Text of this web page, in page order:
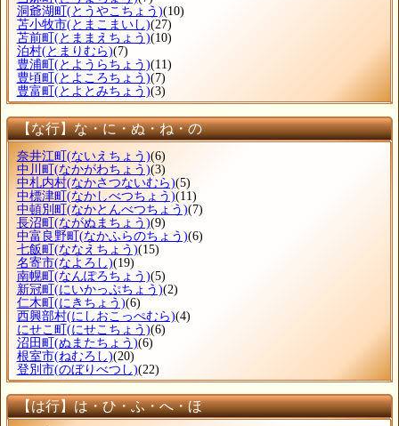
洞爺湖町 (とうやこちょう)(10)
苫小牧市(とまこまいし)(27)
苫前町 (とままえちょう)(10)
泊村(とまりむら)(7)
豊浦町 (とようらちょう)(11)
豊頃町 (とよころちょう)(7)
豊富町 (とよとみちょう)(3)
【な行】な・に・ぬ・ね・の
奈井江町 (ないえちょう)(6)
中川町 (なかがわちょう)(3)
中札内村(なかさつないむら)(5)
中標津町 (なかしべつちょう)(11)
中頓別町 (なかとんべつちょう)(7)
長沼町 (ながぬまちょう)(9)
中富良野町 (なかふらのちょう)(6)
七飯町 (ななえちょう)(15)
名寄市(なよろし)(19)
南幌町 (なんぽろちょう)(5)
新冠町 (にいかっぷちょう)(2)
仁木町 (にきちょう)(6)
西興部村(にしおこっぺむら)(4)
にせこ町 (にせこちょう)(6)
沼田町 (ぬまたちょう)(6)
根室市(ねむろし)(20)
登別市(のぼりべつし)(22)
【は行】は・ひ・ふ・へ・ほ